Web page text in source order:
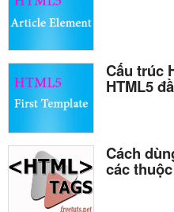
Cấu trúc
HTML5
Cách
các